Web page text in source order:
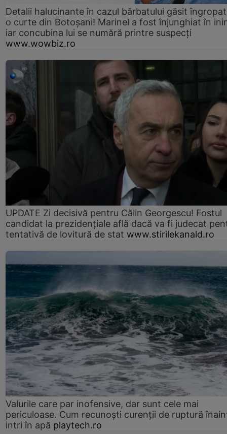
Detalii halucinante în cazul bărbatului găsit
o curte din Botoșani! Marinel a fost înjunghiat în
iar concubina lui se numără printre suspecți
www.wowbiz.ro
UPDATE Zi decisivă pentru Călin Georgescu! Fostul
candidat la prezidențiale află dacă va fi judecat
tentativă de lovitură de stat www.stirilekanald.ro
Valurile care par inofensive, dar sunt cele mai
periculoase. Cum recunoști curenții de ruptură
intri în apă playtech.ro